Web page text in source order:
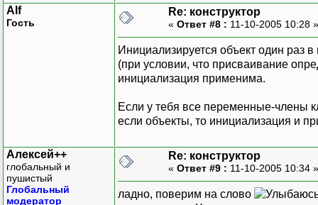
Alf
Гость
Re: конструктор
« Ответ #8 : 11-10-2005 10:28
Инициализируется объект один раз
(при условии, что присваивание
инициализация применима.
Если у тебя все переменные-члены
если объекты, то инициализация и
Алексей++
глобальный и
пушистый
Глобальный
модератор
Re: конструктор
« Ответ #9 : 11-10-2005 10:34
ладно, поверим на слово